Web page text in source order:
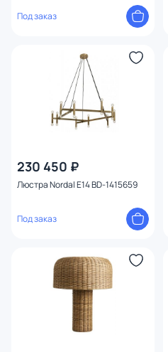
Под заказ
230 450 ₽
Люстра Nordal E14 BD-1415659
Под заказ